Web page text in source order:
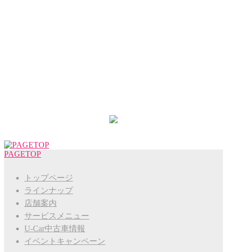
PAGETOP
トップページ
ラインナップ
店舗案内
サービスメニュー
U-Car中古車情報
イベントキャンペーン